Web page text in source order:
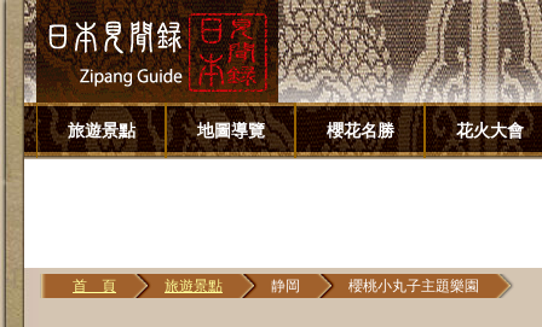
旅遊景點 地圖導覽 櫻花名勝 花火大會
首 頁 旅遊景點 静岡 櫻桃小丸子主題樂園